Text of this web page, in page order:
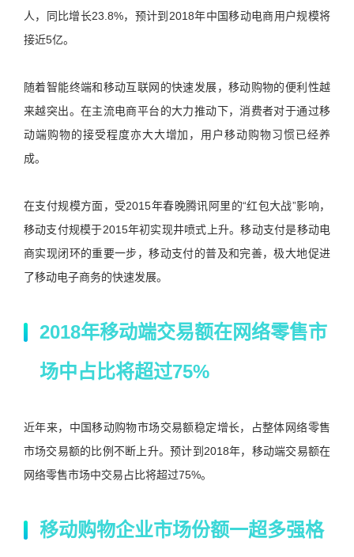
人，同比增长23.8%，预计到2018年中国移动电商用户规模将
接近5亿。
随着智能终端和移动互联网的快速发展，移动购物的便利性越
来越突出。在主流电商平台的大力推动下，消费者对于通过移
动端购物的接受程度亦大大增加，用户移动购物习惯已经养
成。
在支付规模方面，受2015年春晚腾讯阿里的“红包大战”影响，
移动支付规模于2015年初实现井喷式上升。移动支付是移动电
商实现闭环的重要一步，移动支付的普及和完善，极大地促进
了移动电子商务的快速发展。
2018年移动端交易额在网络零售市
场中占比将超过75%
近年来，中国移动购物市场交易额稳定增长，占整体网络零售
市场交易额的比例不断上升。预计到2018年，移动端交易额在
网络零售市场中交易占比将超过75%。
移动购物企业市场份额一超多强格